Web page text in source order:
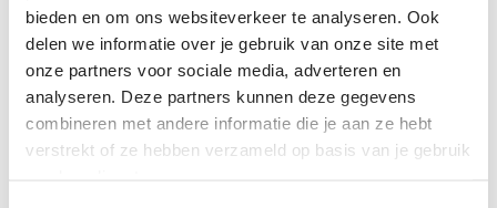
bieden en om ons websiteverkeer te analyseren. Ook
delen we informatie over je gebruik van onze site met
onze partners voor sociale media, adverteren en
analyseren. Deze partners kunnen deze gegevens
combineren met andere informatie die je aan ze hebt
verstrekt of ze hebben verzameld op basis van je gebruik
Golden ring with filigree decoration and inlaid
with garnet stone